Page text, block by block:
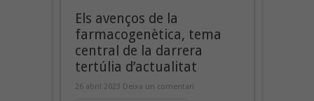
Els avenços de la
farmacogenètica, tema
central de la darrera
tertúlia d’actualitat
26 abril 2023 Deixa un comentari